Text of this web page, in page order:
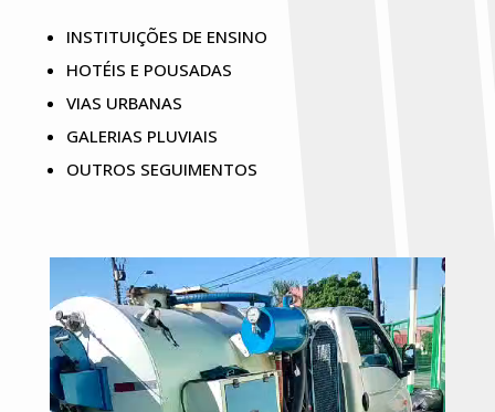
INSTITUIÇÕES DE ENSINO
HOTÉIS E POUSADAS
VIAS URBANAS
GALERIAS PLUVIAIS
OUTROS SEGUIMENTOS